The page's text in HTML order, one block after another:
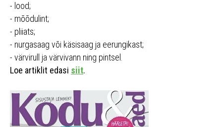
- lood;
- mõõdulint;
- pliiats;
- nurgasaag või käsisaag ja eerungikast;
- värvirull ja värvivann ning pintsel.
Loe artiklit edasi siit.